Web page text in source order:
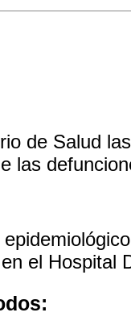
de Salud
las
el Hospital